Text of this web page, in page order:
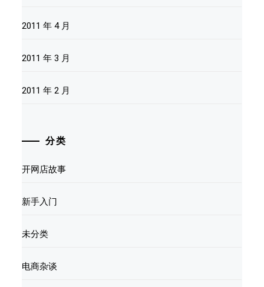
2011 年 4 月
2011 年 3 月
2011 年 2 月
分类
开网店故事
新手入门
未分类
电商杂谈